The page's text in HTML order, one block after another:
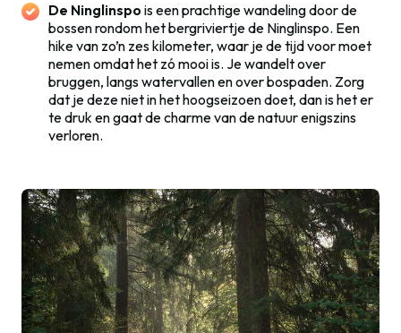
De Ninglinspo is een prachtige wandeling door de
bossen rondom het bergriviertje de Ninglinspo. Een
hike van zo’n zes kilometer, waar je de tijd voor moet
nemen omdat het zó mooi is. Je wandelt over
bruggen, langs watervallen en over bospaden. Zorg
dat je deze niet in het hoogseizoen doet, dan is het er
te druk en gaat de charme van de natuur enigszins
verloren.